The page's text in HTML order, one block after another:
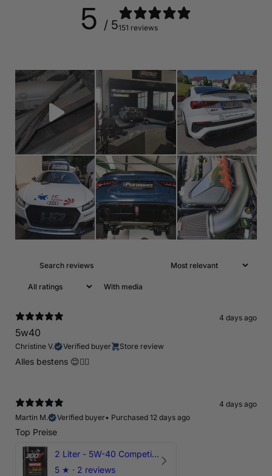
5 / 5151 reviews
With media
4 days ago
5w40
Christine V. Verified buyer Store review
Alles bestens 😊👍🏻
4 days ago
Martin M.
Verified buyer• Purchased 12 days ago
Top Preise
2 Liter - 5W-40 Competition 300V Motul Motoröl
5 ★ · 2 reviews